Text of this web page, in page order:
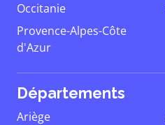
Occitanie
Provence-Alpes-Côte
d'Azur
Départements
Ariège